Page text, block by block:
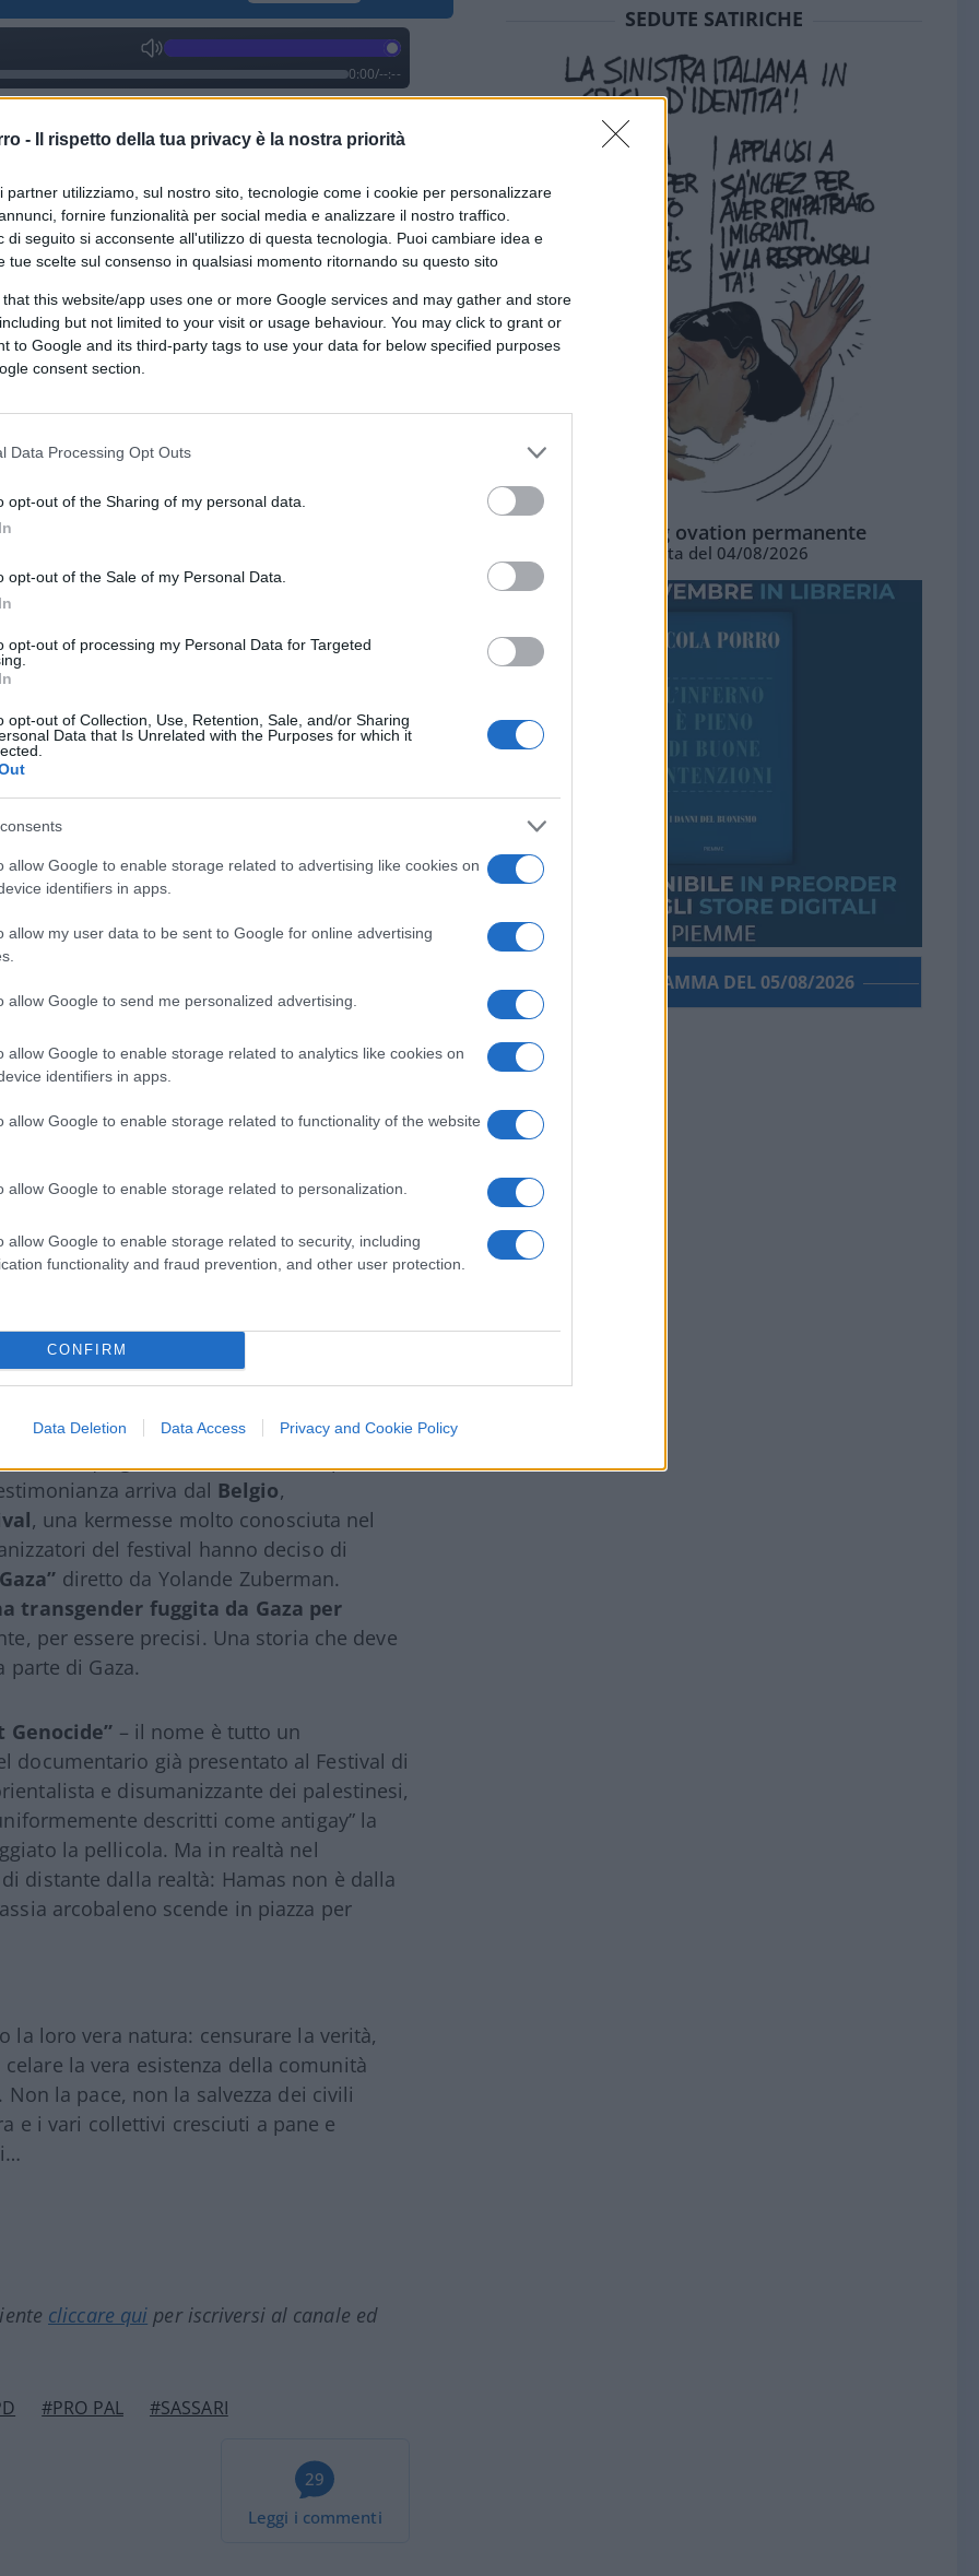
- Il rispetto della tua privacy è la nostra priorità
partner utilizziamo, sul nostro sito, tecnologie come i cookie per personalizzare
fornire funzionalità per social media e analizzare il nostro traffico.
di seguito si acconsente all'utilizzo di questa tecnologia. Puoi cambiare idea e
tue scelte sul consenso in qualsiasi momento ritornando su questo sito
that this website/app uses one or more Google services and may gather and store
but not limited to your visit or usage behaviour. You may click to grant or
to Google and its third-party tags to use your data for below specified purposes
consent section.
Data Processing Opt Outs
opt-out of the Sharing of my personal data.
opt-out of the Sale of my Personal Data.
opt-out of processing my Personal Data for Targeted
opt-out of Collection, Use, Retention, Sale, and/or Sharing
Data that Is Unrelated with the Purposes for which it
allow Google to enable storage related to advertising like cookies on
identifiers in apps.
allow my user data to be sent to Google for online advertising
allow Google to send me personalized advertising.
allow Google to enable storage related to analytics like cookies on
identifiers in apps.
allow Google to enable storage related to functionality of the website
allow Google to enable storage related to personalization.
allow Google to enable storage related to security, including
functionality and fraud prevention, and other user protection.
CONFIRM
Data Deletion Data Access Privacy and Cookie Policy
0:00/--:--
addebito, ma alla fine la verità
, che dipro-Palestina: il
di sinistra possono difenderti fino a
in eterno la tua vera essenza. Per
fare tutto liberamente. Altrove non
Prendiamo in esame due casi,
dell’emisfero pro-Gaza, ormai sempre
pace di chi si professa pacifista per
specie.
della bellissima terra sarda. Lì,
Filippo Kalomenidis presenterà il suo
7 Ottobre”.
alla causa palestinese è noto a tutti,
tra una bandiera della Palestina e
qui vige la libertà e anche Kalomenidis
Ma perché il Pd offre patrocinio?
ha spesso latitato sulla crisi in Medio
parole piuttosto forti nei confronti di
Benjamin Netanyahu. I Giovani
di piazza in sostegno del popolo
stati intonati slogan antisemiti. Non è un
di cambiare casacca, pensiamo a
che ha smascherato l’ambiguità di
non è mai venuta meno, ma in più di
peloso, con alcuni soloni che
un militante di Hamas qualsiasi.
questa cosa qui quando si parla di Israele e
patrocinio, perché parliamo di quel
pur di mettere a tacere gli estremisti.
ha una linea ben precisa sul Medio
non condivide. Ma il sindaco di Sassari
bandiere della pace, non le vogliamo”
a quegli attivisti che ormai sposano
arriva dal Belgio,
, una kermesse molto conosciuta nel
del festival hanno deciso di
diretto da Yolande Zuberman.
transgender fuggita da Gaza per
per essere precisi. Una storia che deve
di Gaza.
Genocide” – il nome è tutto un
documentario già presentato al Festival di
e disumanizzante dei palestinesi,
descritti come antigay” la
la pellicola. Ma in realtà nel
distante dalla realtà: Hamas non è dalla
arcobaleno scende in piazza per
la loro vera natura: censurare la verità,
la vera esistenza della comunità
la pace, non la salvezza dei civili
e i vari collettivi cresciuti a pane e
cliccare qui per iscriversi al canale ed
#PRO PAL #SASSARI
29
Leggi i commenti
SEDUTE SATIRICHE
La standing ovation permanente
Vignetta del 04/08/2026
PORROGRAMMA DEL 05/08/2026